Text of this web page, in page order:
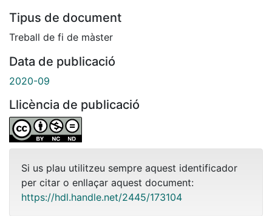
Tipus de document
Treball de fi de màster
Data de publicació
2020-09
Llicència de publicació
Si us plau utilitzeu sempre aquest identificador
per citar o enllaçar aquest document:
https://hdl.handle.net/2445/173104